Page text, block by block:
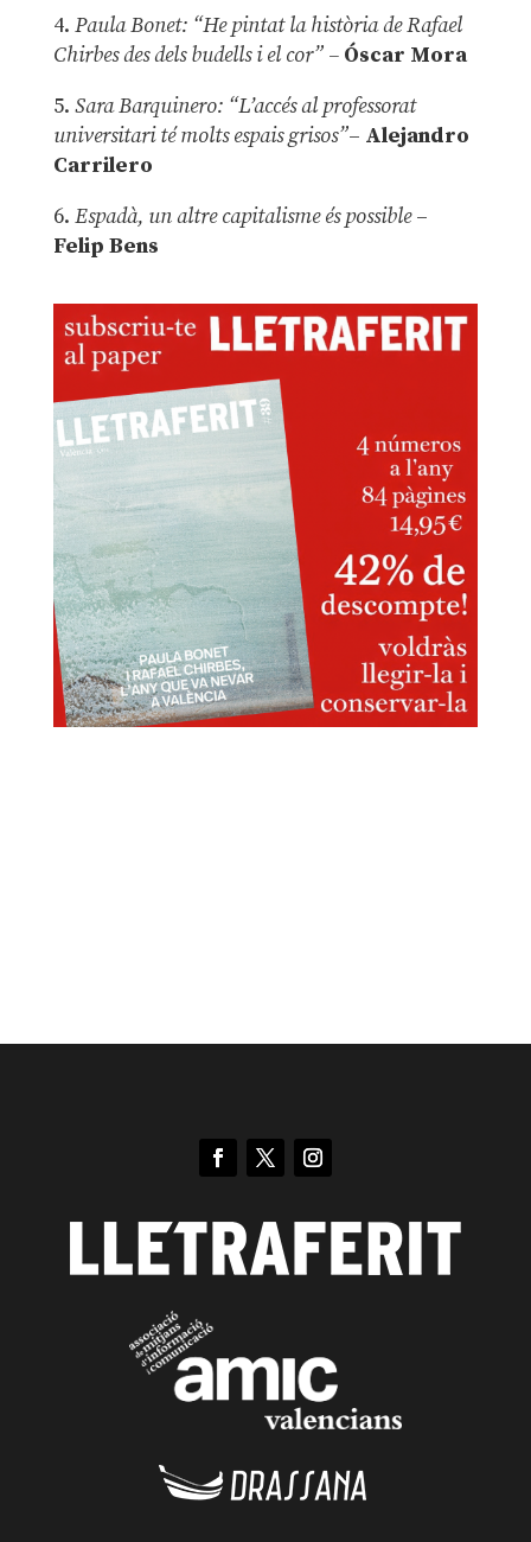
4. Paula Bonet: “He pintat la història de Rafael
Chirbes des dels budells i el cor” –Óscar Mora
5. Sara Barquinero: “L’accés al professorat
universitari té molts espais grisos”– Alejandro
Carrilero
6. Espadà, un altre capitalisme és possible –
Felip Bens